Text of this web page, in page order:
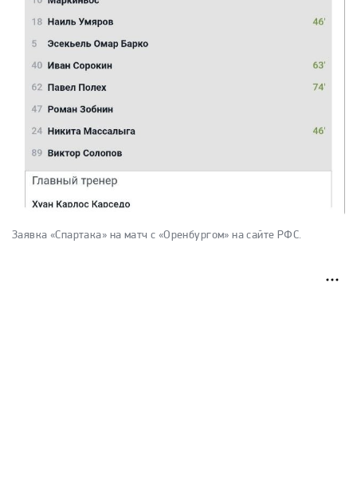
Заявка «Спартака» на матч с «Оренбургом» на сайте РФС.